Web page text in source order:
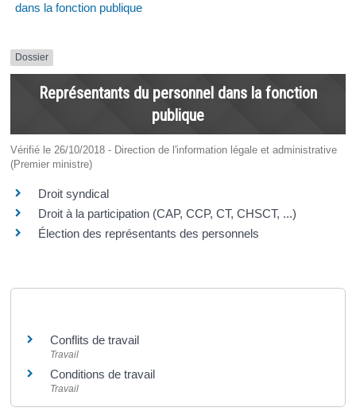
dans la fonction publique
Dossier
Représentants du personnel dans la fonction
publique
Vérifié le 26/10/2018 - Direction de l'information légale et administrative
(Premier ministre)
Droit syndical
Droit à la participation (CAP, CCP, CT, CHSCT, ...)
Élection des représentants des personnels
Conflits de travail
Travail
Conditions de travail
Travail